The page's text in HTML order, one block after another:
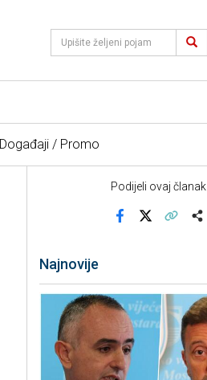
Događaji / Promo
Podijeli ovaj članak
Najnovije